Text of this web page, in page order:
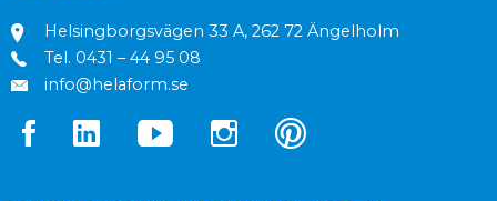
Helsingborgsvägen 33 A, 262 72 Ängelholm
Tel. 0431 – 44 95 08
info@helaform.se